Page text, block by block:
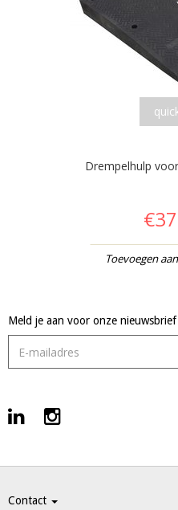
Drempelhulp
Toevoegen
Meld je aan voor onze nieuwsbrief
Contact